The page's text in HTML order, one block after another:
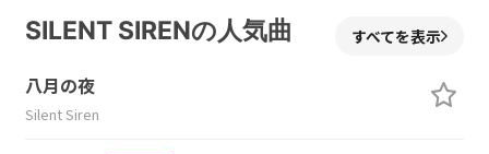
SILENT SIRENの人気曲 すべてを表示
八月の夜
Silent Siren